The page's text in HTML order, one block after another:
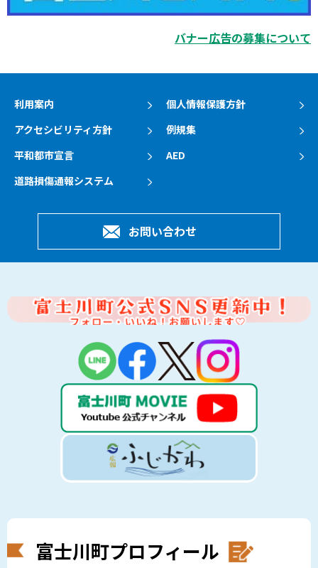
バナー広告の募集について
利用案内
個人情報保護方針
アクセシビリティ方針
例規集
平和都市宣言
AED
道路損傷通報システム
お問い合わせ
富士川町プロフィール